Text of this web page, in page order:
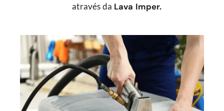
através da Lava Imper.